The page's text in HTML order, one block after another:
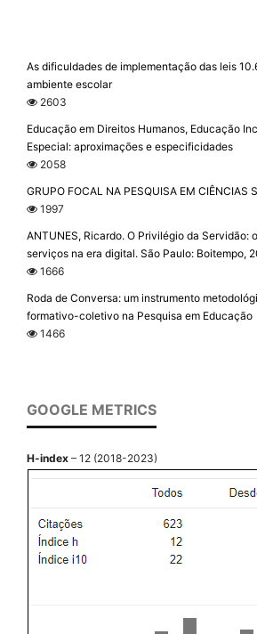
As dificuldades de implementação das leis
ambiente escolar
2603
Educação em Direitos Humanos, Educação
Especial: aproximações e especificidades
2058
GRUPO FOCAL NA PESQUISA EM CIÊNCIAS
1997
ANTUNES, Ricardo. O Privilégio da Servidão:
serviços na era digital. São Paulo: Boitempo,
1666
Roda de Conversa: um instrumento
formativo-coletivo na Pesquisa em Educação
1466
GOOGLE METRICS
H-index – 12 (2018-2023)